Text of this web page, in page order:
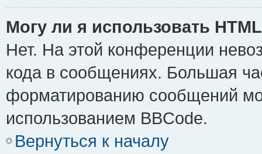
Могу ли я использовать
Нет. На этой конференции
кода в сообщениях. Большая
форматированию сообщений
использованием BBCode.
Вернуться к началу